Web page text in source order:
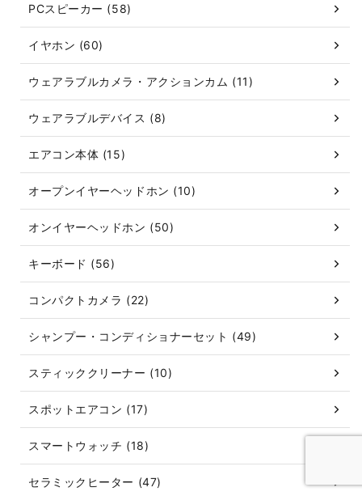
PCスピーカー (58)
イヤホン (60)
ウェアラブルカメラ・アクションカム (11)
ウェアラブルデバイス (8)
エアコン本体 (15)
オープンイヤーヘッドホン (10)
オンイヤーヘッドホン (50)
キーボード (56)
コンパクトカメラ (22)
シャンプー・コンディショナーセット (49)
スティッククリーナー (10)
スポットエアコン (17)
スマートウォッチ (18)
セラミックヒーター (47)